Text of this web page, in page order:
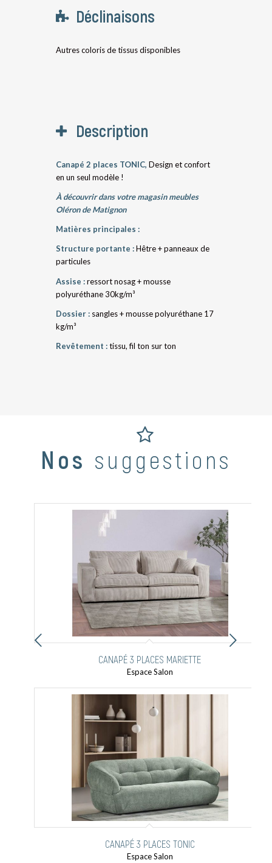
Déclinaisons
Autres coloris de tissus disponibles
Description
Canapé 2 places TONIC,Design et confort
en un seul modèle !
À découvrir dans votre magasin meubles
Oléron de Matignon
Matières principales :
Structure portante :Hêtre + panneaux de
particules
Assise :ressort nosag + mousse
polyuréthane 30kg/m³
Dossier : sangles + mousse polyuréthane 17
kg/m³
Revêtement :tissu, fil ton sur ton
Nos suggestions
CANAPÉ 3 PLACES MARIETTE
Espace Salon
CANAPÉ 3 PLACES TONIC
Espace Salon
Suivant